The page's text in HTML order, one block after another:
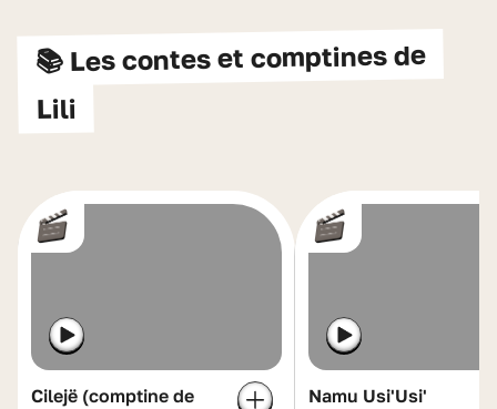
📚 Les contes et comptines de
Lili
Cilejë (comptine de
Namu Usi'Usi'